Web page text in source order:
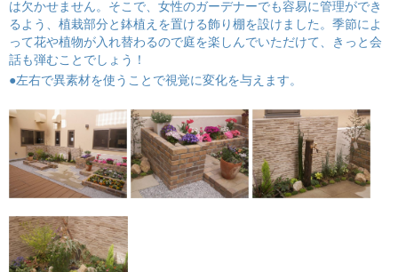
は欠かせません。そこで、女性のガーデナーでも容易に管理ができ
るよう、植栽部分と鉢植えを置ける飾り棚を設けました。季節によ
って花や植物が入れ替わるので庭を楽しんでいただけて、きっと会
話も弾むことでしょう！
●左右で異素材を使うことで視覚に変化を与えます。